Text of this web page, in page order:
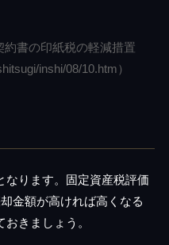
書の印紙税の軽減措置
inshi/08/10.htm）
なります。固定資産税評価
金額が高ければ高くなる
きましょう。